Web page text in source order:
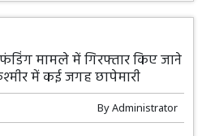
मामले में गिरफ्तार किए जाने
में कई जगह छापेमारी
ByAdministrator